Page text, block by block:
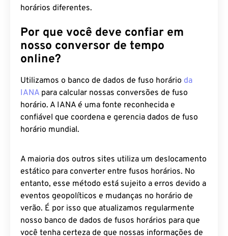
horários diferentes.
Por que você deve confiar em
nosso conversor de tempo
online?
Utilizamos o banco de dados de fuso horário da
IANA para calcular nossas conversões de fuso
horário. A IANA é uma fonte reconhecida e
confiável que coordena e gerencia dados de fuso
horário mundial.
A maioria dos outros sites utiliza um deslocamento
estático para converter entre fusos horários. No
entanto, esse método está sujeito a erros devido a
eventos geopolíticos e mudanças no horário de
verão. É por isso que atualizamos regularmente
nosso banco de dados de fusos horários para que
você tenha certeza de que nossas informações de